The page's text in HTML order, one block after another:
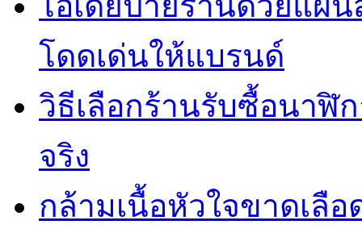
โดดเด่นให้แบรนด์
วิธีเลือกร้านรับซื้อนาฬิ
จริง
กล้ามเนื้อหัวใจขาดเลื